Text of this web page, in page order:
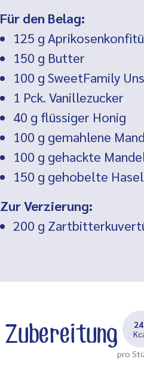
Für den Belag:
125 g
150 g Butter
100 g SweetFamily
1 Pck. Vanillezucker
40 g flüssiger Honig
100 g gemahlene
100 g gehackte
150 g gehobelte
Zur Verzierung:
200 g
Zubereitung
pro